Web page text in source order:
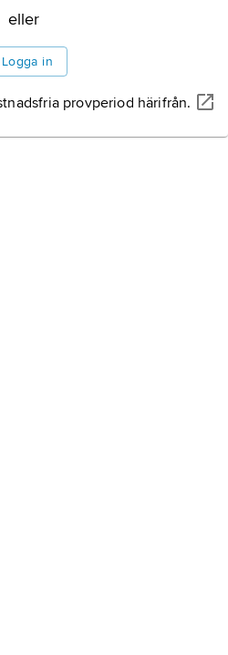
eller
Logga in
provperiod härifrån.